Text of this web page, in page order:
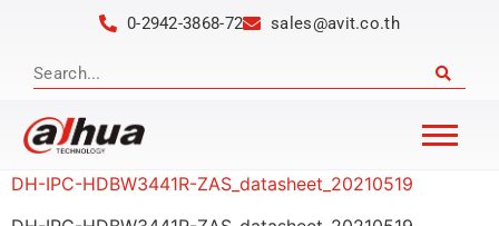
0-2942-3868-72 sales@avit.co.th
DH-IPC-HDBW3441R-ZAS_datasheet_20210519